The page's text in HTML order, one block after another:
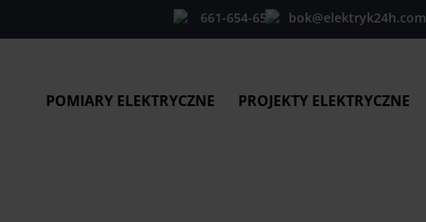
661-654-654 bok@elektryk24h.com
POMIARY ELEKTRYCZNE PROJEKTY ELEKTRYCZNE